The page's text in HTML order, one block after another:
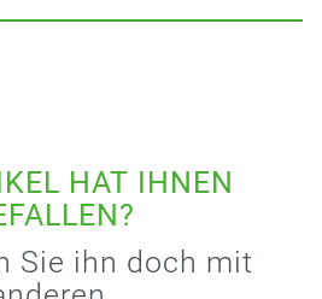
HAT IHNEN
Sie ihn doch mit